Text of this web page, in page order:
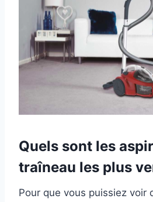
Quels sont les
traîneau les plus
Pour que vous puissiez voir